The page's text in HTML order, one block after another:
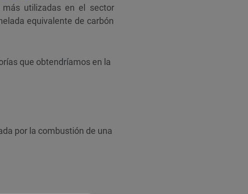
utilizadas en el sector
equivalente de carbón
que obtendríamos en la
por la combustión de una